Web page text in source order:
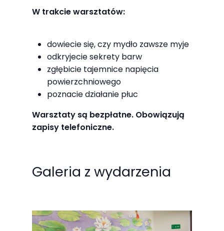
W trakcie warsztatów:
dowiecie się, czy mydło zawsze myje
odkryjecie sekrety barw
zgłębicie tajemnice napięcia
powierzchniowego
poznacie działanie płuc
Warsztaty są bezpłatne. Obowiązują
zapisy telefoniczne.
Galeria z wydarzenia
swoje
zachowania
podczas
odwiedzania naszej
strony, zwiększasz
szansę na
spersonalizowanych
treści i ofert.